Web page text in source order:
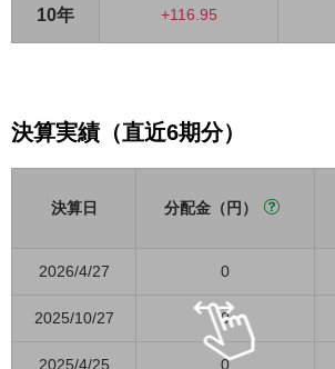
10年 +116.95
決算実績（直近6期分）
決算日 分配金（円）
2026/4/27 0
2025/10/27 0
2025/4/25 0